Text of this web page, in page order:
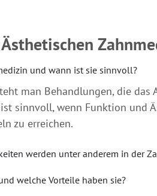
und wann ist sie sinnvoll?
man Behandlungen, die das
sinnvoll, wenn Funktion
zu erreichen.
werden unter anderem in der
welche Vorteile haben sie?